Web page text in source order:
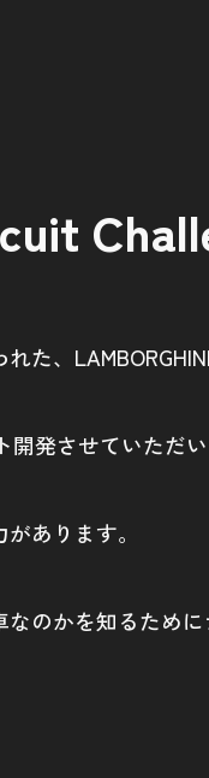
た、
発させていただ
あります。
のかを知るため